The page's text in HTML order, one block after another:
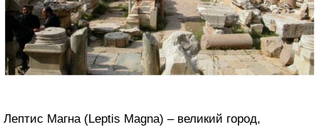
Лептис Магна (Leptis Magna) – великий город,